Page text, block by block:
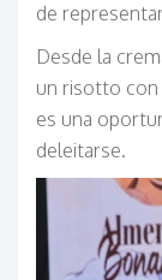
de
Desde la
un risotto con
es una
deleitarse.